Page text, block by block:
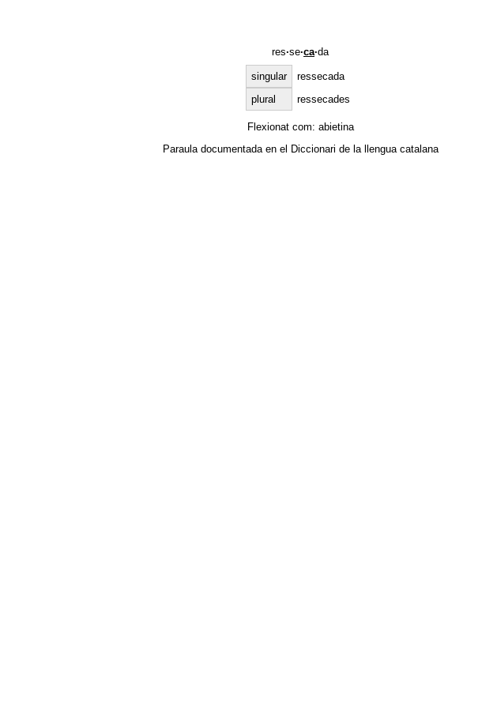
res·se·ca·da
singular
ressecada
plural
ressecades
Flexionat com: abietina
Paraula documentada en el Diccionari de la llengua catalana